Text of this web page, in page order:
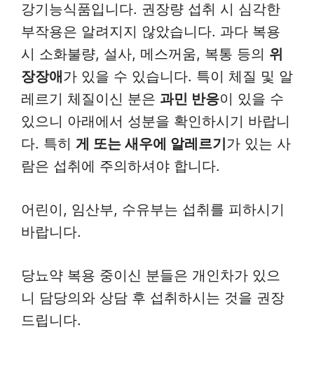
강기능식품입니다. 권장량 섭취 시 심각한
부작용은 알려지지 않았습니다. 과다 복용
시 소화불량, 설사, 메스꺼움, 복통 등의 위
장장애가 있을 수 있습니다. 특이 체질 및 알
레르기 체질이신 분은 과민 반응이 있을 수
있으니 아래에서 성분을 확인하시기 바랍니
다. 특히 게 또는 새우에 알레르기가 있는 사
람은 섭취에 주의하셔야 합니다.
어린이, 임산부, 수유부는 섭취를 피하시기
바랍니다.
당뇨약 복용 중이신 분들은 개인차가 있으
니 담당의와 상담 후 섭취하시는 것을 권장
드립니다.